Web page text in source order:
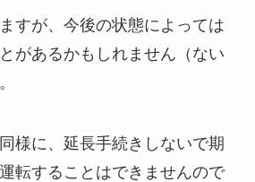
すが、今後の状態によっては
があるかもしれません（ない
様に、延長手続きしないで期
転することはできませんので